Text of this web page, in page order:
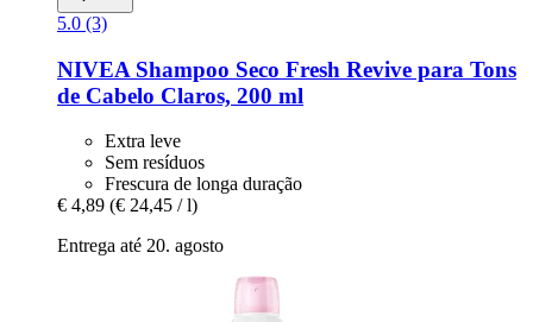
5.0 (3)
NIVEA Shampoo Seco Fresh Revive para Tons
de Cabelo Claros, 200 ml
Extra leve
Sem resíduos
Frescura de longa duração
€ 4,89 (€ 24,45 / l)
Entrega até 20. agosto